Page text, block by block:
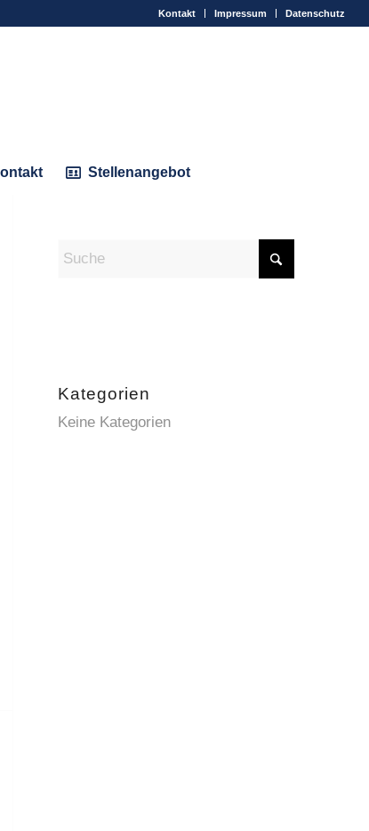
Kontakt Impressum Datenschutz
Stellenangebot
Kategorien
Keine Kategorien